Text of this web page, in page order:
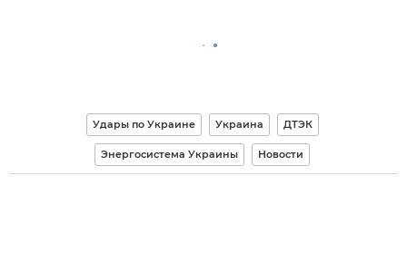
Удары по Украине Украина ДТЭК
Энергосистема Украины Новости